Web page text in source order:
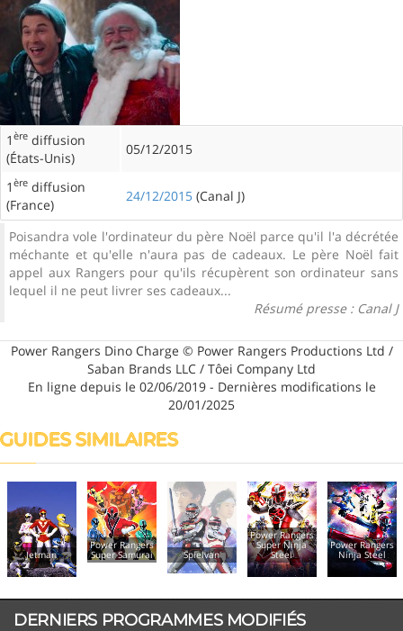
1 ère diffusion
(États-Unis)
05/12/2015
1 ère diffusion
(France)
24/12/2015 (Canal J)
Poisandra vole l'ordinateur du père Noël parce qu'il l'a décrétée
méchante et qu'elle n'aura pas de cadeaux. Le père Noël fait
appel aux Rangers pour qu'ils récupèrent son ordinateur sans
lequel il ne peut livrer ses cadeaux...
Résumé presse : Canal J
Power Rangers Dino Charge © Power Rangers Productions Ltd /
Saban Brands LLC / Tôei Company Ltd
En ligne depuis le 02/06/2019 - Dernières modifications le
20/01/2025
GUIDES SIMILAIRES
Power Rangers
Super Samurai Spielvan
Power Rangers
Super Ninja
Steel
Power Rangers
Ninja Steel
Power
Rangers,
sauvetage
éclair
DERNIERS PROGRAMMES MODIFIÉS